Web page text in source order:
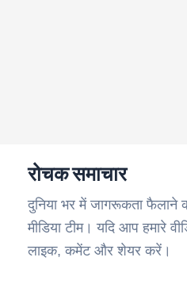
रोचक समाचार
दुनिया भर में जागरूकता फैलाने
मीडिया टीम। यदि आप हमारे
लाइक, कमेंट और शेयर करें।